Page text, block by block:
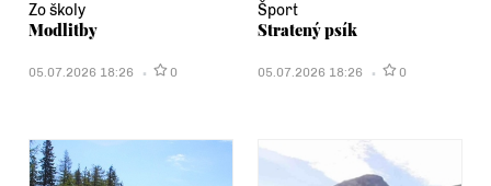
Zo školy
Modlitby
05.07.2026 18:26 0
Šport
Stratený psík
05.07.2026 18:26 0